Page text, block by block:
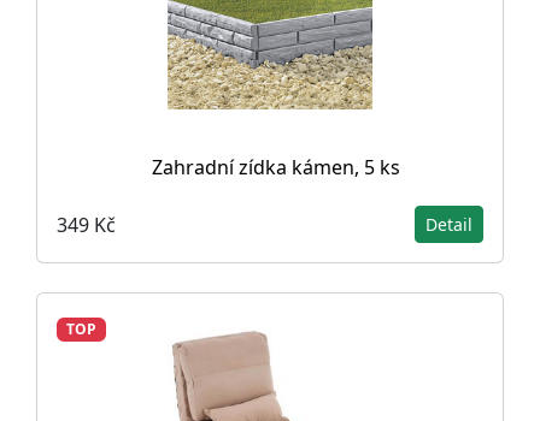
Zahradní zídka kámen, 5 ks
349 Kč Detail
TOP